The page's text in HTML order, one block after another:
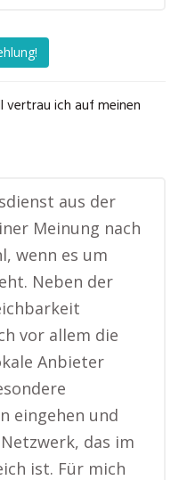
vertrau ich auf meinen
aus der
Meinung nach
wenn es um
Neben der
vor allem die
Anbieter
eingehen und
das im
ist. Für mich